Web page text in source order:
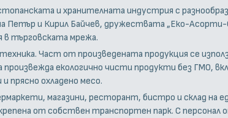
и хранителната индустрия с
Петър и Кирил Байчев, дружествата „Еко-
в търговската мрежа.
Част от произведената продукция се
екологично чисти продукти без ГМО,
прясно охладено месо.
магазини, ресторант, бистро и склад на
от собствен транспортен парк. С персонал